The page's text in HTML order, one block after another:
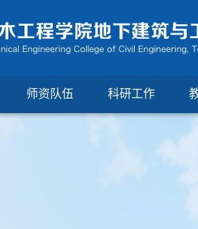
师资队伍 科研工作